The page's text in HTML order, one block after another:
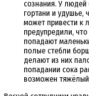
сознания. У
гортани и
может привести к
предупредили,
попадают
полые стебли
делают из них
попадании сока
возможен